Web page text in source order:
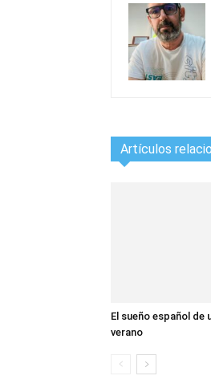
Artículos
El sueño español de
verano